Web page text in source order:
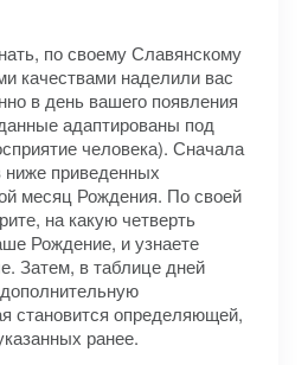
по своему Славянскому
качествами наделили вас
в день вашего появления
адаптированы под
человека). Сначала
ниже приведенных
месяц Рождения. По своей
на какую четверть
Рождение, и узнаете
Затем, в таблице дней
становится определяющей,
ранее.